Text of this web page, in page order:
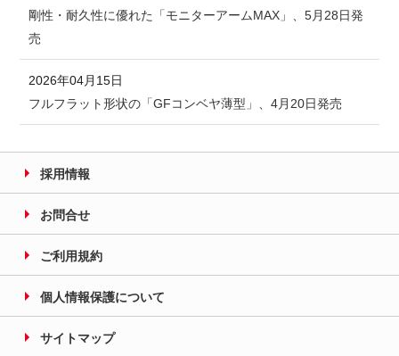
剛性・耐久性に優れた「モニターアームMAX」、5月28日発
売
2026年04月15日
フルフラット形状の「GFコンベヤ薄型」、4月20日発売
採用情報
お問合せ
ご利用規約
個人情報保護について
サイトマップ